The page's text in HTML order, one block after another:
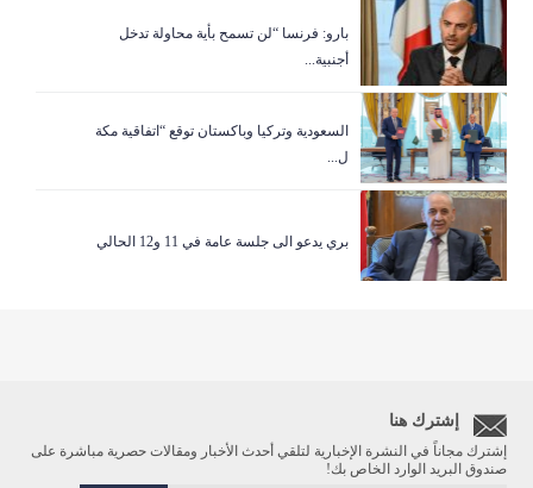
بارو: فرنسا “لن تسمح بأية محاولة تدخل
أجنبية...
السعودية وتركيا وباكستان توقع “اتفاقية مكة
ل...
بري يدعو الى جلسة عامة في 11 و12 الحالي
إشترك هنا
إشترك مجاناً في النشرة الإخبارية لتلقي أحدث الأخبار ومقالات حصرية مباشرة على
صندوق البريد الوارد الخاص بك!